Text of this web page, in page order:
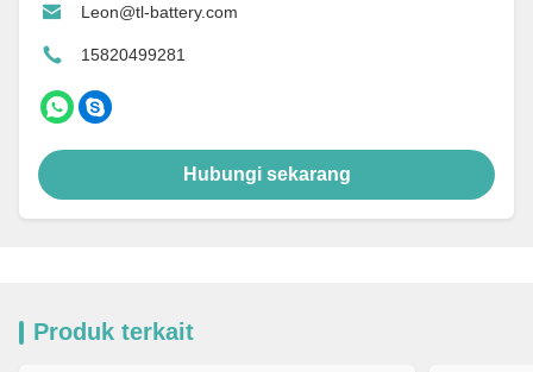
Leon@tl-battery.com
15820499281
Hubungi sekarang
Produk terkait